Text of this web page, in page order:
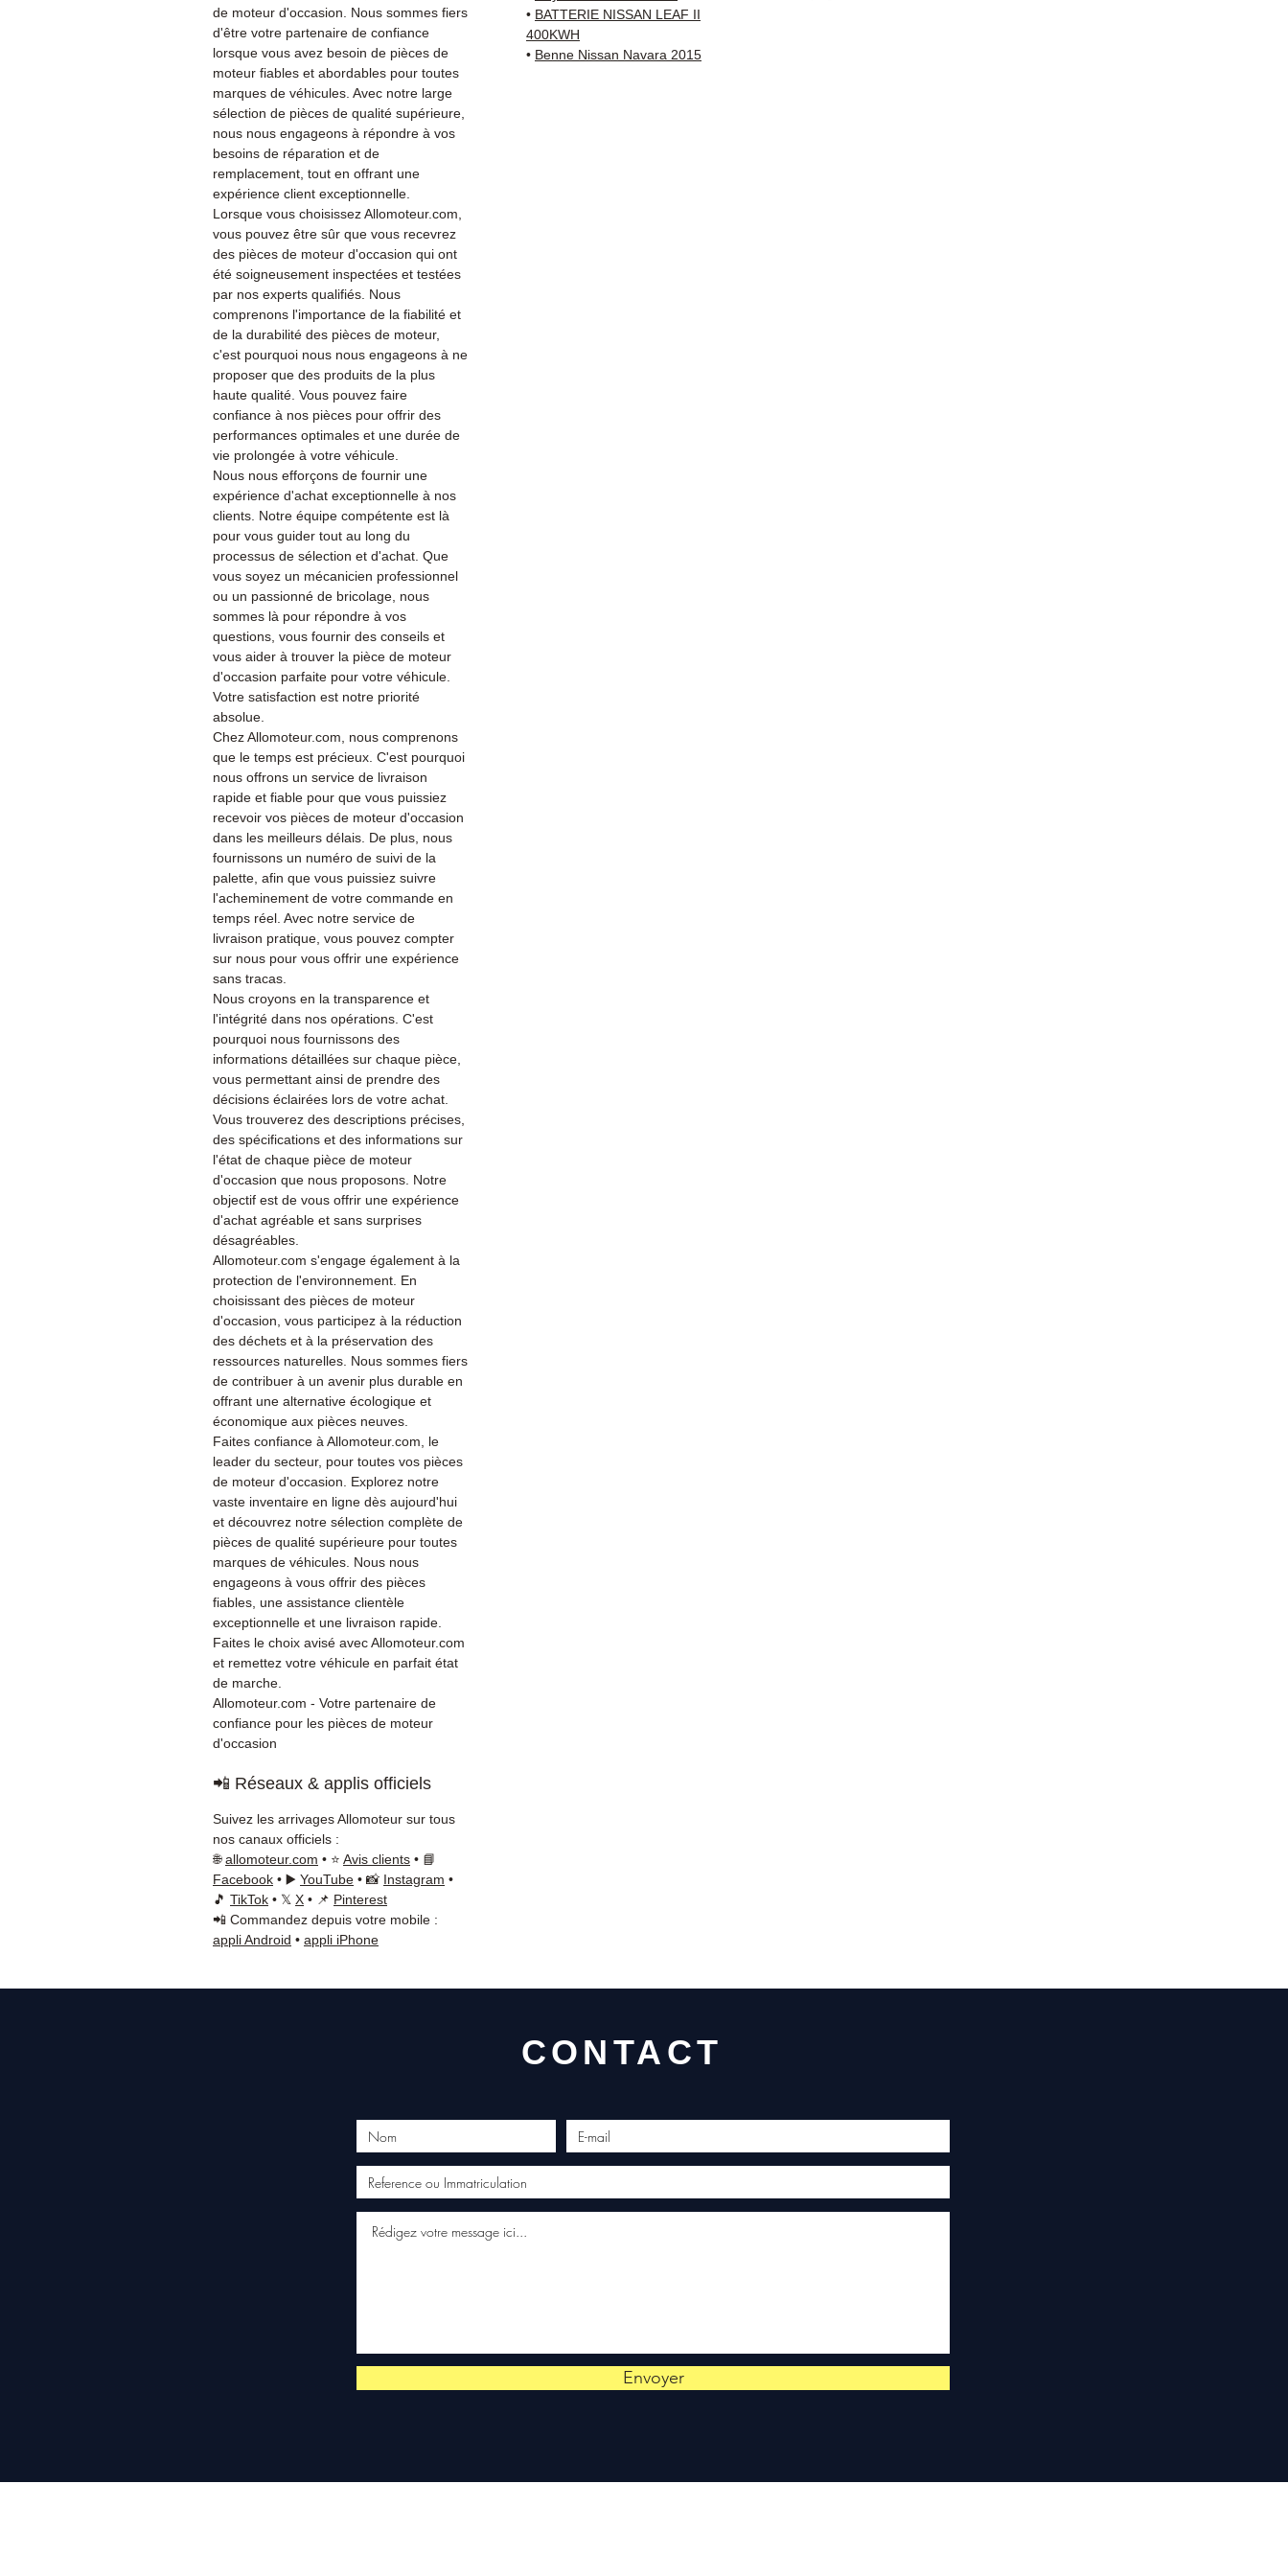
de moteur d'occasion. Nous sommes fiers
d'être votre partenaire de confiance
lorsque vous avez besoin de pièces de
moteur fiables et abordables pour toutes
marques de véhicules. Avec notre large
sélection de pièces de qualité supérieure,
nous nous engageons à répondre à vos
besoins de réparation et de
remplacement, tout en offrant une
expérience client exceptionnelle.
Lorsque vous choisissez Allomoteur.com,
vous pouvez être sûr que vous recevrez
des pièces de moteur d'occasion qui ont
été soigneusement inspectées et testées
par nos experts qualifiés. Nous
comprenons l'importance de la fiabilité et
de la durabilité des pièces de moteur,
c'est pourquoi nous nous engageons à ne
proposer que des produits de la plus
haute qualité. Vous pouvez faire
confiance à nos pièces pour offrir des
performances optimales et une durée de
vie prolongée à votre véhicule.
Nous nous efforçons de fournir une
expérience d'achat exceptionnelle à nos
clients. Notre équipe compétente est là
pour vous guider tout au long du
processus de sélection et d'achat. Que
vous soyez un mécanicien professionnel
ou un passionné de bricolage, nous
sommes là pour répondre à vos
questions, vous fournir des conseils et
vous aider à trouver la pièce de moteur
d'occasion parfaite pour votre véhicule.
Votre satisfaction est notre priorité
absolue.
Chez Allomoteur.com, nous comprenons
que le temps est précieux. C'est pourquoi
nous offrons un service de livraison
rapide et fiable pour que vous puissiez
recevoir vos pièces de moteur d'occasion
dans les meilleurs délais. De plus, nous
fournissons un numéro de suivi de la
palette, afin que vous puissiez suivre
l'acheminement de votre commande en
temps réel. Avec notre service de
livraison pratique, vous pouvez compter
sur nous pour vous offrir une expérience
sans tracas.
Nous croyons en la transparence et
l'intégrité dans nos opérations. C'est
pourquoi nous fournissons des
informations détaillées sur chaque pièce,
vous permettant ainsi de prendre des
décisions éclairées lors de votre achat.
Vous trouverez des descriptions précises,
des spécifications et des informations sur
l'état de chaque pièce de moteur
d'occasion que nous proposons. Notre
objectif est de vous offrir une expérience
d'achat agréable et sans surprises
désagréables.
Allomoteur.com s'engage également à la
protection de l'environnement. En
choisissant des pièces de moteur
d'occasion, vous participez à la réduction
des déchets et à la préservation des
ressources naturelles. Nous sommes fiers
de contribuer à un avenir plus durable en
offrant une alternative écologique et
économique aux pièces neuves.
Faites confiance à Allomoteur.com, le
leader du secteur, pour toutes vos pièces
de moteur d'occasion. Explorez notre
vaste inventaire en ligne dès aujourd'hui
et découvrez notre sélection complète de
pièces de qualité supérieure pour toutes
marques de véhicules. Nous nous
engageons à vous offrir des pièces
fiables, une assistance clientèle
exceptionnelle et une livraison rapide.
Faites le choix avisé avec Allomoteur.com
et remettez votre véhicule en parfait état
de marche.
Allomoteur.com - Votre partenaire de
confiance pour les pièces de moteur
d'occasion
• BATTERIE NISSAN LEAF II
400KWH
• Benne Nissan Navara 2015
📲 Réseaux & applis officiels
Suivez les arrivages Allomoteur sur tous
nos canaux officiels :
🌐allomoteur.com • ⭐ Avis clients • 📘
Facebook • ▶️ YouTube • 📸 Instagram •
🎵 TikTok • 𝕏 X • 📌 Pinterest
📲 Commandez depuis votre mobile :
appli Android • appli iPhone
CONTACT
Envoyer